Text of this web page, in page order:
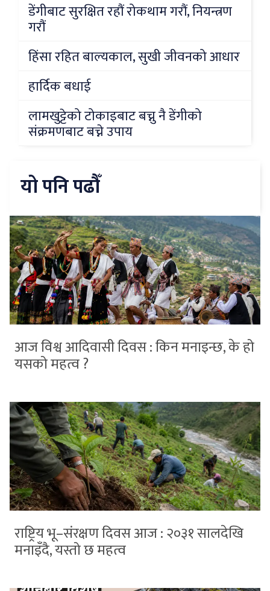
डेंगीबाट सुरक्षित रहौं रोकथाम गरौं, नियन्त्रण
गरौं
हिंसा रहित बाल्यकाल, सुखी जीवनको आधार
हार्दिक बधाई
लामखुट्टेको टोकाइबाट बच्नु नै डेंगीको
संक्रमणबाट बच्ने उपाय
यो पनि पढौँ
आज विश्व आदिवासी दिवस : किन मनाइन्छ, के हो
यसको महत्व ?
राष्ट्रिय भू–संरक्षण दिवस आज : २०३१ सालदेखि
मनाइँदै, यस्तो छ महत्व